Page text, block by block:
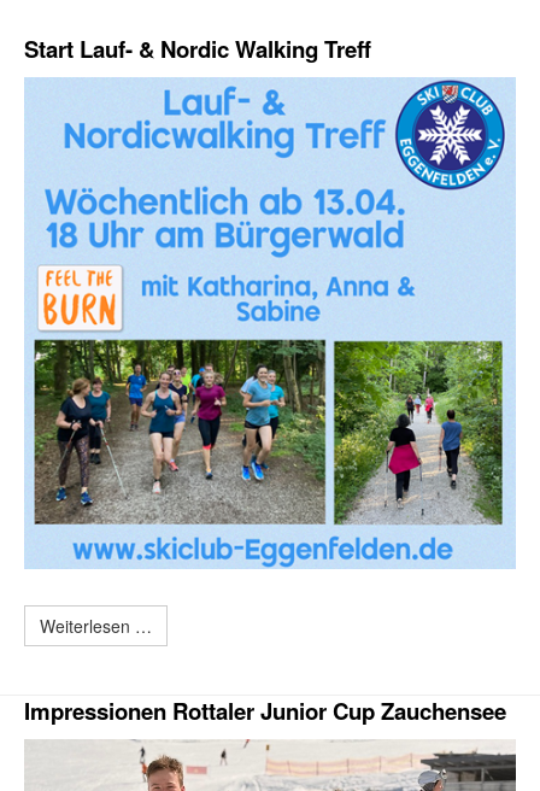
Start Lauf- & Nordic Walking Treff
Weiterlesen …
Impressionen Rottaler Junior Cup Zauchensee